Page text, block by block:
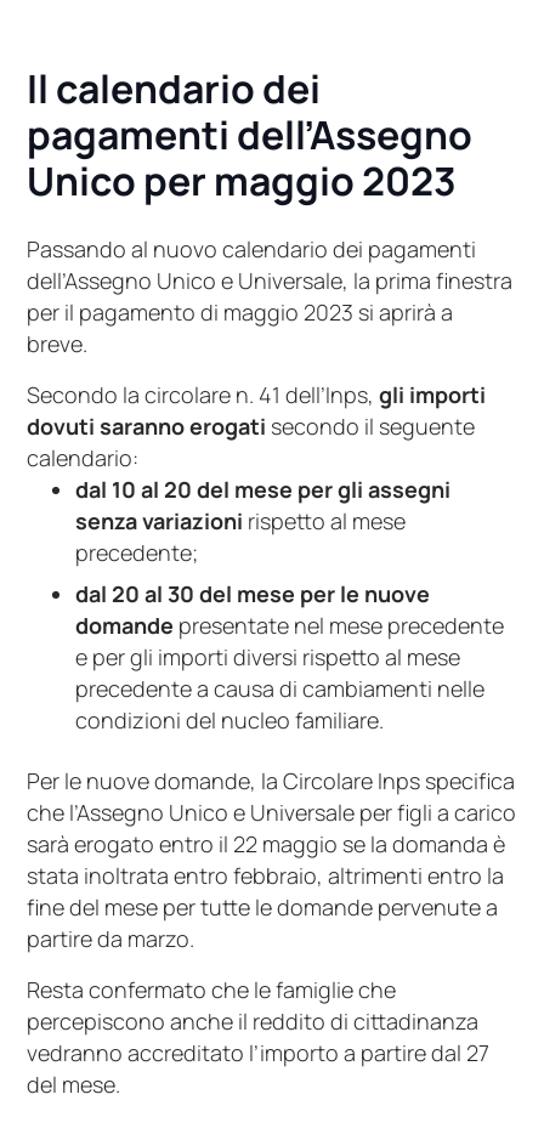
Il calendario dei
pagamenti dell’Assegno
Unico per maggio 2023
Passando al nuovo calendario dei pagamenti
dell’Assegno Unico e Universale, la prima finestra
per il pagamento di maggio 2023 si aprirà a
breve.
Secondo la circolare n. 41 dell’Inps,gli importi
dovuti saranno erogati secondo il seguente
calendario:
dal 10 al 20 del mese per gli assegni
senza variazioni rispetto al mese
precedente;
dal 20 al 30 del mese per le nuove
domande presentate nel mese precedente
e per gli importi diversi rispetto al mese
precedente a causa di cambiamenti nelle
condizioni del nucleo familiare.
Per le nuove domande, la Circolare Inps specifica
che l’Assegno Unico e Universale per figli a carico
sarà erogato entro il 22 maggio se la domanda è
stata inoltrata entro febbraio, altrimenti entro la
fine del mese per tutte le domande pervenute a
partire da marzo.
Resta confermato che le famiglie che
percepiscono anche il reddito di cittadinanza
vedranno accreditato l’importo a partire dal 27
del mese.